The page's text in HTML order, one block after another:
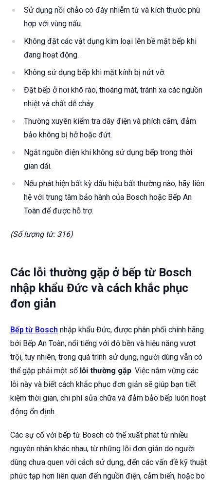
Sử dụng nồi chảo có đáy nhiễm từ và kích thước phù
hợp với vùng nấu.
Không đặt các vật dụng kim loại lên bề mặt bếp khi
đang hoạt động.
Không sử dụng bếp khi mặt kính bị nứt vỡ.
Đặt bếp ở nơi khô ráo, thoáng mát, tránh xa các nguồn
nhiệt và chất dễ cháy.
Thường xuyên kiểm tra dây điện và phích cắm, đảm
bảo không bị hở hoặc đứt.
Ngắt nguồn điện khi không sử dụng bếp trong thời
gian dài.
Nếu phát hiện bất kỳ dấu hiệu bất thường nào, hãy liên
hệ với trung tâm bảo hành của Bosch hoặc Bếp An
Toàn để được hỗ trợ.
(Số lượng từ: 316)
Các lỗi thường gặp ở bếp từ Bosch
nhập khẩu Đức và cách khắc phục
đơn giản
Bếp từ Bosch nhập khẩu Đức, được phân phối chính hãng
bởi Bếp An Toàn, nổi tiếng với độ bền và hiệu năng vượt
trội, tuy nhiên, trong quá trình sử dụng, người dùng vẫn có
thể gặp phải một số lỗi thường gặp. Việc nắm vững các
lỗi này và biết cách khắc phục đơn giản sẽ giúp bạn tiết
kiệm thời gian, chi phí sửa chữa và đảm bảo bếp luôn hoạt
động ổn định.
Các sự cố với bếp từ Bosch có thể xuất phát từ nhiều
nguyên nhân khác nhau, từ những lỗi đơn giản do người
dùng chưa quen với cách sử dụng, đến các vấn đề kỹ thuật
phức tạp hơn liên quan đến nguồn điện, cảm biến, hoặc bo